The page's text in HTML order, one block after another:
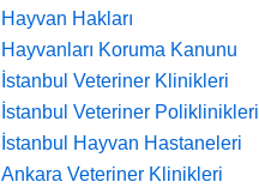
Hayvan Hakları
Hayvanları Koruma Kanunu
İstanbul Veteriner Klinikleri
İstanbul Veteriner Poliklinikleri
İstanbul Hayvan Hastaneleri
Ankara Veteriner Klinikleri